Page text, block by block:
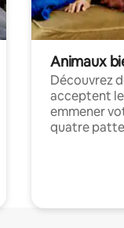
Animaux
Découvrez
acceptent
emmener
quatre